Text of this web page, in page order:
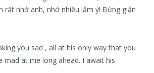
rất nhớ anh, nhớ nhiều lắm ý! Đừng giận
you sad , all at his only way that you
mad at me long ahead. I await his